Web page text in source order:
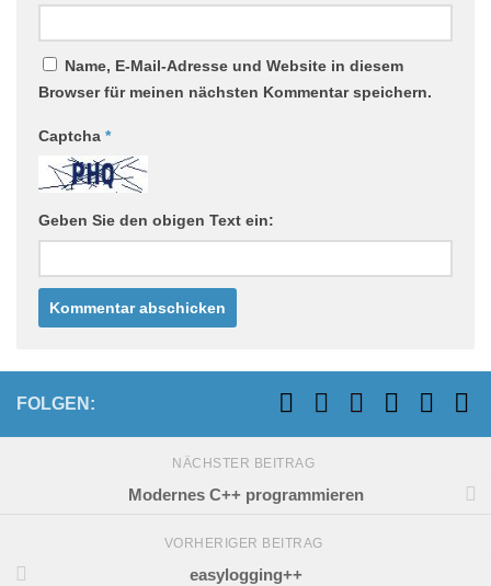
Name, E-Mail-Adresse und Website in diesem
Browser für meinen nächsten Kommentar speichern.
Captcha *
Geben Sie den obigen Text ein:
FOLGEN:
NÄCHSTER BEITRAG
Modernes C++ programmieren
VORHERIGER BEITRAG
easylogging++